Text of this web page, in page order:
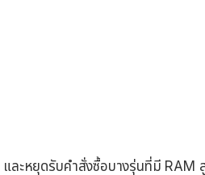
และหยุดรับคำสั่งซื้อบางรุ่นที่มี RAM